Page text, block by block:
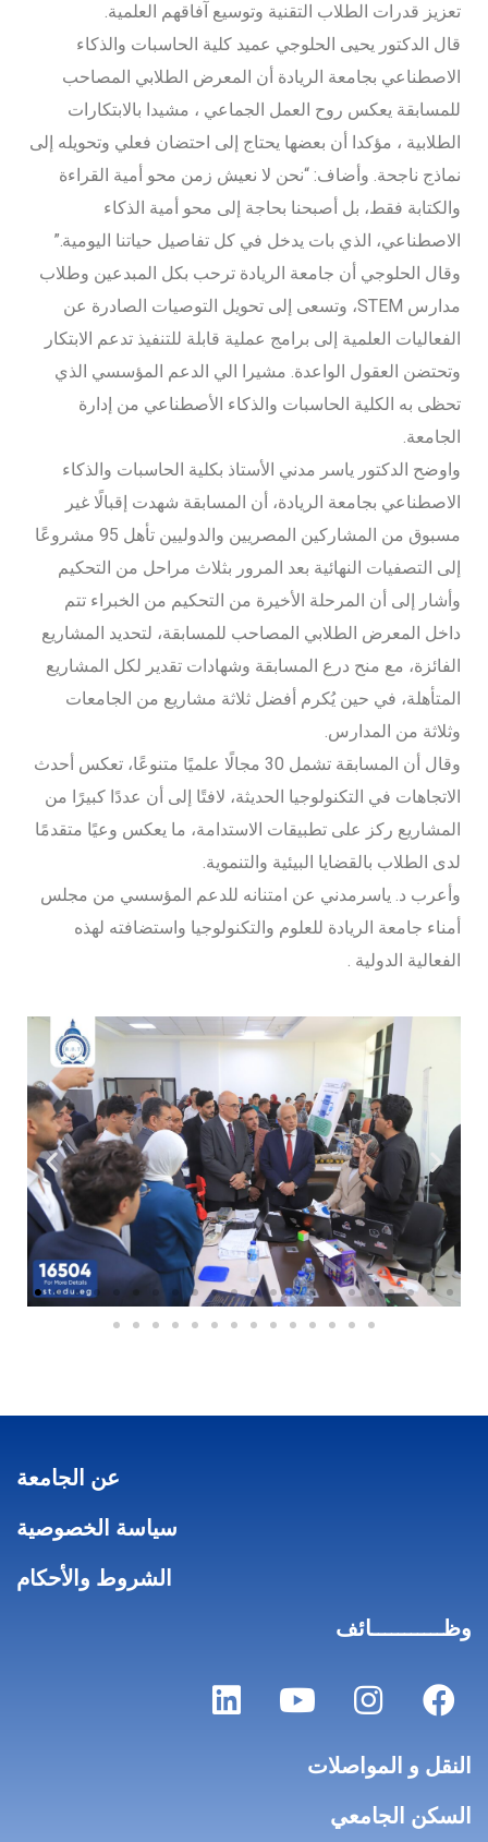
تعزيز قدرات الطلاب التقنية وتوسيع آفاقهم العلمية.
قال الدكتور يحيى الحلوجي عميد كلية الحاسبات والذكاء
الاصطناعي بجامعة الريادة أن المعرض الطلابي المصاحب
للمسابقة يعكس روح العمل الجماعي ، مشيدا بالابتكارات
الطلابية ، مؤكدا أن بعضها يحتاج إلى احتضان فعلي وتحويله إلى
نماذج ناجحة. وأضاف: “نحن لا نعيش زمن محو أمية القراءة
والكتابة فقط، بل أصبحنا بحاجة إلى محو أمية الذكاء
الاصطناعي، الذي بات يدخل في كل تفاصيل حياتنا اليومية.”
وقال الحلوجي أن جامعة الريادة ترحب بكل المبدعين وطلاب
مدارس STEM، وتسعى إلى تحويل التوصيات الصادرة عن
الفعاليات العلمية إلى برامج عملية قابلة للتنفيذ تدعم الابتكار
وتحتضن العقول الواعدة. مشيرا الي الدعم المؤسسي الذي
تحظى به الكلية الحاسبات والذكاء الأصطناعي من إدارة
الجامعة.
واوضح الدكتور ياسر مدني الأستاذ بكلية الحاسبات والذكاء
الاصطناعي بجامعة الريادة، أن المسابقة شهدت إقبالًا غير
مسبوق من المشاركين المصريين والدوليين تأهل 95 مشروعًا
إلى التصفيات النهائية بعد المرور بثلاث مراحل من التحكيم
وأشار إلى أن المرحلة الأخيرة من التحكيم من الخبراء تتم
داخل المعرض الطلابي المصاحب للمسابقة، لتحديد المشاريع
الفائزة، مع منح درع المسابقة وشهادات تقدير لكل المشاريع
المتأهلة، في حين يُكرم أفضل ثلاثة مشاريع من الجامعات
وثلاثة من المدارس.
وقال أن المسابقة تشمل 30 مجالًا علميًا متنوعًا، تعكس أحدث
الاتجاهات في التكنولوجيا الحديثة، لافتًا إلى أن عددًا كبيرًا من
المشاريع ركز على تطبيقات الاستدامة، ما يعكس وعيًا متقدمًا
لدى الطلاب بالقضايا البيئية والتنموية.
وأعرب د. ياسرمدني عن امتنانه للدعم المؤسسي من مجلس
أمناء جامعة الريادة للعلوم والتكنولوجيا واستضافته لهذه
الفعالية الدولية .
عن الجامعة
سياسة الخصوصية
الشروط والأحكام
وظـــــــــــائف
النقل و المواصلات
السكن الجامعي